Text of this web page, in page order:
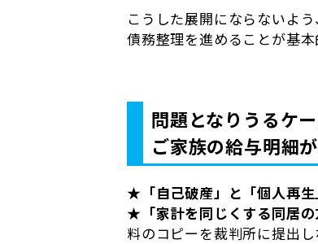
こうした展開にならないよ
債務整理を進めることが基本
問題となりうるケ
ご家族の給与明細
★「自己破産」と「個人再生
★「家計を同じくする同居
料のコピーを裁判所に提出し